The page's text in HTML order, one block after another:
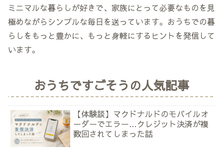
ミニマルな暮らしが好きで、家族にとって必要なものを見
極めながらシンプルな毎日を送っています。おうちでの暮
らしをもっと豊かに、もっと身軽にするヒントを発信して
います。
おうちですごそうの人気記事
【体験談】マクドナルドのモバイルオ
ーダーでエラー…クレジット決済が複
数回されてしまった話